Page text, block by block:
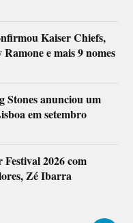
Kaiser Chiefs,
e mais 9 nomes
Stones anunciou um
em setembro
2026 com
Zé Ibarra